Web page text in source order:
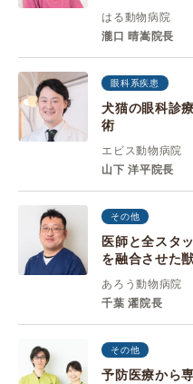
はる動物病院
瀧口 晴嵩院長
眼科系疾患
犬猫の眼科診
術
エビス動物病院
山下 洋平院長
その他
医師と全スタ
を融合させた
あろう動物病院
千葉 濯院長
その他
予防医療から